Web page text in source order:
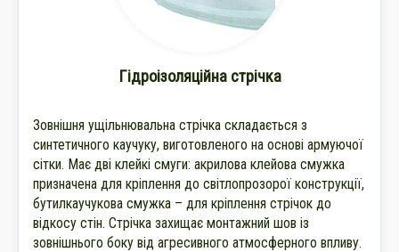
Гідроізоляційна стрічка
Зовнішня ущільнювальна стрічка складається з
синтетичного каучуку, виготовленого на основі армуючої
сітки. Має дві клейкі смуги: акрилова клейова смужка
призначена для кріплення до світлопрозорої конструкції,
бутилкаучукова смужка – для кріплення стрічок до
відкосу стін. Стрічка захищає монтажний шов із
зовнішнього боку від агресивного атмосферного впливу.